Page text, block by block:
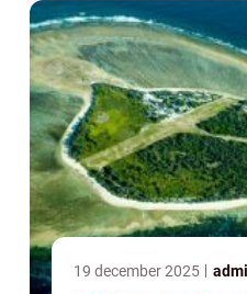
19 december 2025